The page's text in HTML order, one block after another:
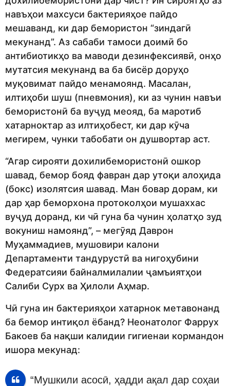
навъҳои махсуси бактерияҳое пайдо
мешаванд, ки дар бемористон “зиндагӣ
мекунанд”. Аз сабаби тамоси доимӣ бо
антибиотикҳо ва маводи дезинфексиявӣ, онҳо
мутатсия мекунанд ва ба бисёр доруҳо
муқовимат пайдо менамоянд. Масалан,
илтиҳоби шуш (пневмония), ки аз чунин навъи
бемористонӣ ба вуҷуд меояд, ба маротиб
хатарноктар аз илтиҳобест, ки дар кӯча
мегирем, чунки табобати он душвортар аст.
“Агар сирояти дохилибемористонӣ ошкор
шавад, бемор бояд фавран дар утоқи алоҳида
(бокс) изолятсия шавад. Ман бовар дорам, ки
дар ҳар беморхона протоколҳои мушаххас
вуҷуд доранд, ки чӣ гуна ба чунин ҳолатҳо зуд
вокуниш намоянд”, – мегӯяд Даврон
Муҳаммадиев, мушовири калони
Департаменти тандурустӣ ва нигоҳубини
Федератсияи байналмилалии ҷамъиятҳои
Салиби Сурх ва Ҳилоли Аҳмар.
Чӣ гуна ин бактерияҳои хатарнок метавонанд
ба бемор интиқол ёбанд? Неонатолог Фаррух
Бакоев ба нақши калидии гигиенаи кормандон
ишора мекунад:
“Мушкили асосӣ, ҳадди ақал дар соҳаи